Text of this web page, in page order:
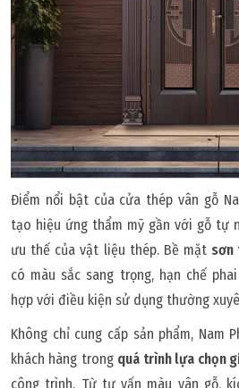
Điểm nổi bật của cửa thép vân gỗ
tạo hiệu ứng thẩm mỹ gần với gỗ tự
ưu thế của vật liệu thép. Bề mặt sơn
có màu sắc sang trọng, hạn chế
hợp với điều kiện sử dụng thường
Không chỉ cung cấp sản phẩm, Nam
khách hàng trong quá trình lựa chọn
công trình. Từ tư vấn màu vân gỗ,